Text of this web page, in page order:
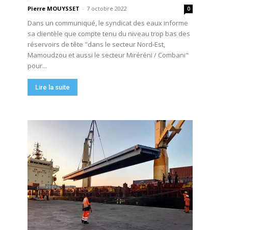
Pierre MOUYSSET - 7 octobre 2022 0
Dans un communiqué, le syndicat des eaux informe
sa clientèle que compte tenu du niveau trop bas des
réservoirs de tête "dans le secteur Nord-Est,
Mamoudzou et aussi le secteur Miréréni / Combani"
pour...
Lire la suite